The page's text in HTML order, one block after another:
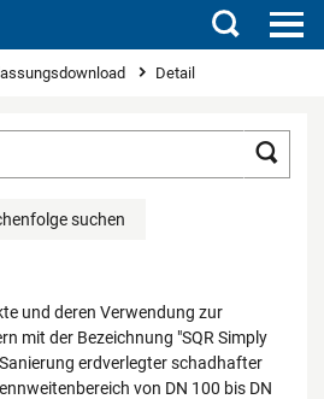
Suchen
Detail
suchen
und deren Verwendung zur
mit der Bezeichnung "SQR Simply
erdverlegter schadhafter
von DN 100 bis DN